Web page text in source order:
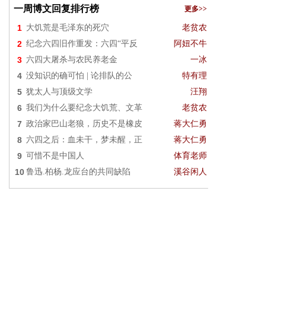
一周博文回复排行榜 更多>>
1 大饥荒是毛泽东的死穴 老贫农
2 纪念六四旧作重发：六四“平反 阿妞不牛
3 六四大屠杀与农民养老金 一冰
4 没知识的确可怕 | 论排队的公 特有理
5 犹太人与顶级文学 汪翔
6 我们为什么要纪念大饥荒、文革 老贫农
7 政治家巴山老狼，历史不是橡皮 蒋大仁勇
8 六四之后：血未干，梦未醒，正 蒋大仁勇
9 可惜不是中国人 体育老师
10 鲁迅.柏杨.龙应台的共同缺陷 溪谷闲人